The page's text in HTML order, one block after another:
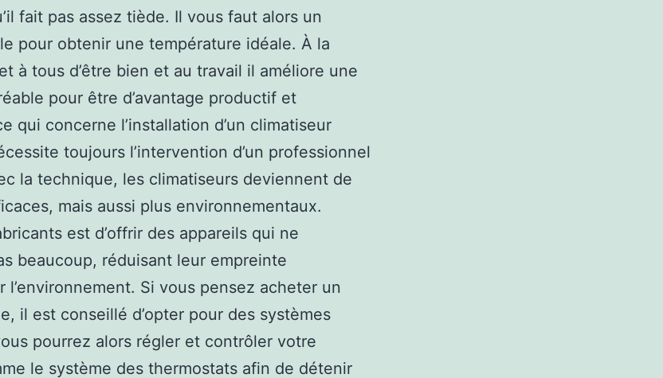
fait pas assez tiède. Il vous faut alors un
pour obtenir une température idéale. À la
à tous d’être bien et au travail il améliore une
pour être d’avantage productif et
qui concerne l’installation d’un climatiseur
toujours l’intervention d’un professionnel
la technique, les climatiseurs deviennent de
mais aussi plus environnementaux.
est d’offrir des appareils qui ne
beaucoup, réduisant leur empreinte
l’environnement. Si vous pensez acheter un
il est conseillé d’opter pour des systèmes
pourrez alors régler et contrôler votre
le système des thermostats afin de détenir